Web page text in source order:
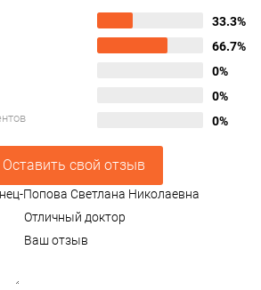
33.3%
66.7%
0%
0%
0%
Оставить свой отзыв
Попова Светлана Николаевна
Отличный доктор
Ваш отзыв